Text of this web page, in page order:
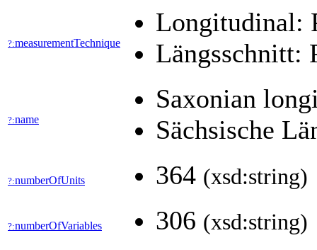
?:measurementTechnique
Longitudinal:
Längsschnitt:
?:name
Saxonian
Sächsische
?:numberOfUnits 364 (xsd:string)
?:numberOfVariables 306 (xsd:string)